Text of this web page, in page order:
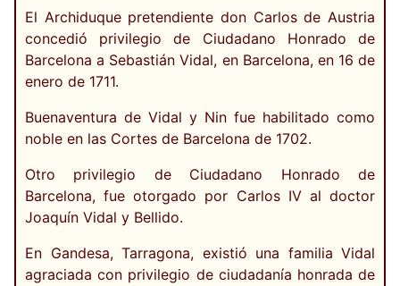
El Archiduque pretendiente don Carlos de Austria
concedió privilegio de Ciudadano Honrado de
Barcelona a Sebastián Vidal, en Barcelona, en 16 de
enero de 1711.
Buenaventura de Vidal y Nin fue habilitado como
noble en las Cortes de Barcelona de 1702.
Otro privilegio de Ciudadano Honrado de
Barcelona, fue otorgado por Carlos IV al doctor
Joaquín Vidal y Bellido.
En Gandesa, Tarragona, existió una familia Vidal
agraciada con privilegio de ciudadanía honrada de